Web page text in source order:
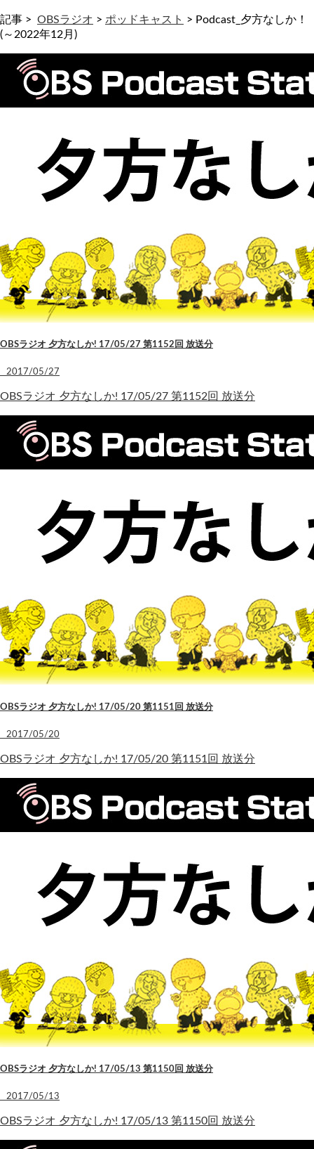
記事 > OBSラジオ > ポッドキャスト > Podcast_夕方なしか！
(～2022年12月)
OBSラジオ 夕方なしか! 17/05/27 第1152回 放送分
2017/05/27
OBSラジオ 夕方なしか! 17/05/27 第1152回 放送分
OBSラジオ 夕方なしか! 17/05/20 第1151回 放送分
2017/05/20
OBSラジオ 夕方なしか! 17/05/20 第1151回 放送分
OBSラジオ 夕方なしか! 17/05/13 第1150回 放送分
2017/05/13
OBSラジオ 夕方なしか! 17/05/13 第1150回 放送分